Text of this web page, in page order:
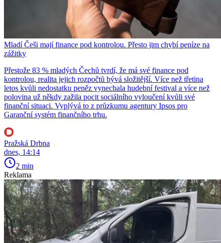
Mladí Češi mají finance pod kontrolou. Přesto jim chybí peníze na
zážitky
Přestože 83 % mladých Čechů tvrdí, že má své finance pod
kontrolou, realita jejich rozpočtů bývá složitější. Více než třetina
letos kvůli nedostatku peněz vynechala hudební festival a více než
polovina už někdy zažila pocit sociálního vyloučení kvůli své
finanční situaci. Vyplývá to z průzkumu agentury Ipsos pro
Garanční systém finančního trhu.
Pražská Drbna
dnes, 14:14
2 min
Reklama